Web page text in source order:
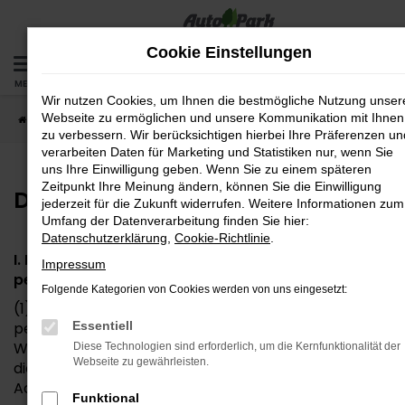
Zum
springen
MENÜ
Startseite Datenschutz
Datenschutzerklärung
I. Information über die Erhebung
personenbezogener Daten
(1) Im Folgenden informieren wir über die Erhebung
personenbezogener Daten bei Nutzung unserer
Website. Personenbezogene Daten sind alle Daten,
die auf Sie persönlich beziehbar sind, z. B. Name,
Adresse, E-Mail-Adressen, Nutzerverhalten.
Cookie Einstellungen
Wir nutzen Cookies, um Ihnen die bestmögliche Nutzung
Webseite zu ermöglichen und unsere Kommunikation mit Ihnen
zu verbessern. Wir berücksichtigen hierbei Ihre Präferenzen
verarbeiten Daten für Marketing und Statistiken nur, wenn Sie
uns Ihre Einwilligung geben. Wenn Sie zu einem späteren
Zeitpunkt Ihre Meinung ändern, können Sie die Einwilligung
jederzeit für die Zukunft widerrufen. Weitere Informationen zum
Umfang der Datenverarbeitung finden Sie hier:
Datenschutzerklärung Cookie-Richtlinie
Impressum
Folgende Kategorien von Cookies werden von uns eingesetzt:
Essentiell
Diese Technologien sind erforderlich, um die Kernfunktionalität der
Webseite zu gewährleisten.
Funktional